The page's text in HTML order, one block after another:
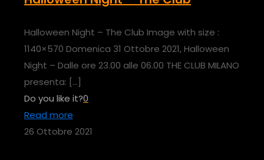
Halloween Night – The Club Image with size :
1140×570 Domenica 31 Ottobre 2021, Halloween
Night – Dalle ore 23.00 alle 06.00 THE CLUB MILANO
presenta: […]
Do you like it?0
Read more
26 Ottobre 2021